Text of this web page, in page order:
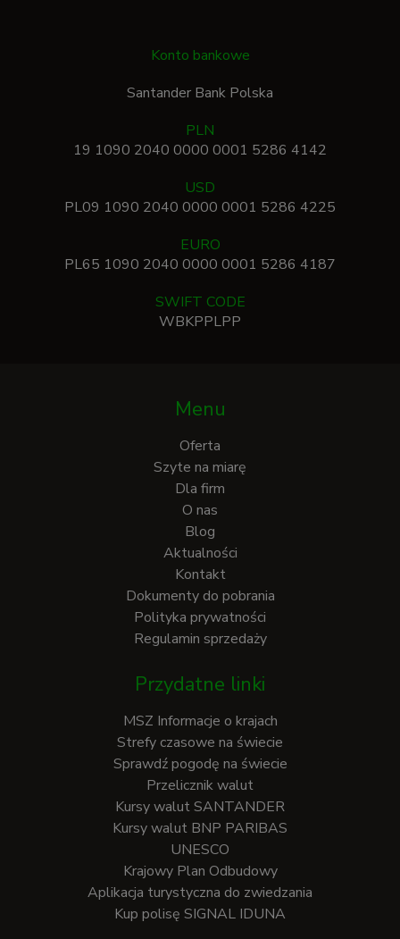
Konto bankowe
Santander Bank Polska
PLN
19 1090 2040 0000 0001 5286 4142
USD
PL09 1090 2040 0000 0001 5286 4225
EURO
PL65 1090 2040 0000 0001 5286 4187
SWIFT CODE
WBKPPLPP
Menu
Oferta
Szyte na miarę
Dla firm
O nas
Blog
Aktualności
Kontakt
Dokumenty do pobrania
Polityka prywatności
Regulamin sprzedaży
Przydatne linki
MSZ Informacje o krajach
Strefy czasowe na świecie
Sprawdź pogodę na świecie
Przelicznik walut
Kursy walut SANTANDER
Kursy walut BNP PARIBAS
UNESCO
Krajowy Plan Odbudowy
Aplikacja turystyczna do zwiedzania
Kup polisę SIGNAL IDUNA